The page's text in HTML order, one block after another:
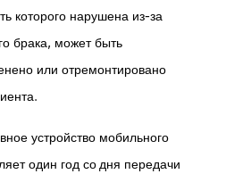
которого нарушена из-за
брака, может быть
или отремонтировано
устройство мобильного
один год со дня передачи